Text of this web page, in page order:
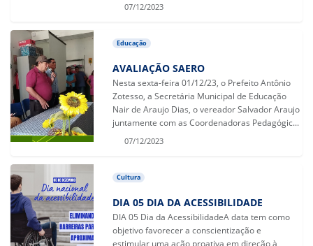
07/12/2023
Educação
AVALIAÇÃO SAERO
Nesta sexta-feira 01/12/23, o Prefeito Antônio
Zotesso, a Secretária Municipal de Educação
Nair de Araujo Dias, o vereador Salvador Araujo
juntamente com as Coordenadoras Pedagógic...
07/12/2023
Cultura
DIA 05 DIA DA ACESSIBILIDADE
DIA 05 Dia da AcessibilidadeA data tem como
objetivo favorecer a conscientização e
estimular uma ação proativa em direção à